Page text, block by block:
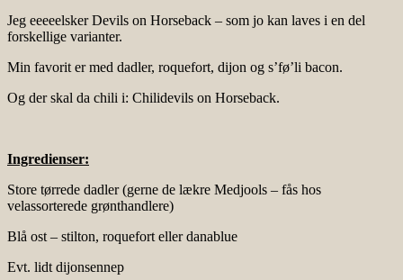
Jeg eeeeelsker Devils on Horseback – som jo kan laves i en del
forskellige varianter.
Min favorit er med dadler, roquefort, dijon og s’fø’li bacon.
Og der skal da chili i: Chilidevils on Horseback.
Ingredienser:
Store tørrede dadler (gerne de lækre Medjools – fås hos
velassorterede grønthandlere)
Blå ost – stilton, roquefort eller danablue
Evt. lidt dijonsennep